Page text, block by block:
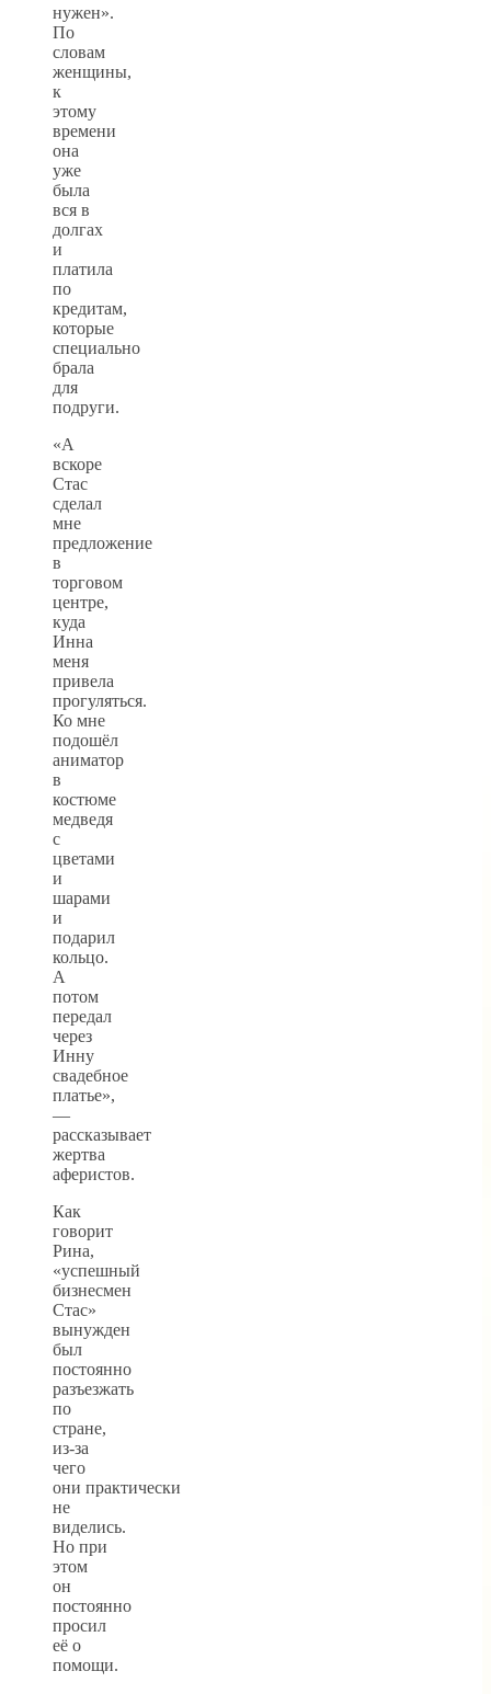
нужен».
По
словам
женщины,
к
этому
времени
она
уже
была
вся в
долгах
и
платила
по
кредитам,
которые
специально
брала
для
подруги.
«А
вскоре
Стас
сделал
мне
предложение
в
торговом
центре,
куда
Инна
меня
привела
прогуляться.
Ко мне
подошёл
аниматор
в
костюме
медведя
с
цветами
и
шарами
и
подарил
кольцо.
А
потом
передал
через
Инну
свадебное
платье»,
—
рассказывает
жертва
аферистов.
Как
говорит
Рина,
«успешный
бизнесмен
Стас»
вынужден
был
постоянно
разъезжать
по
стране,
из-за
чего
они практически
не
виделись.
Но при
этом
он
постоянно
просил
её о
помощи.